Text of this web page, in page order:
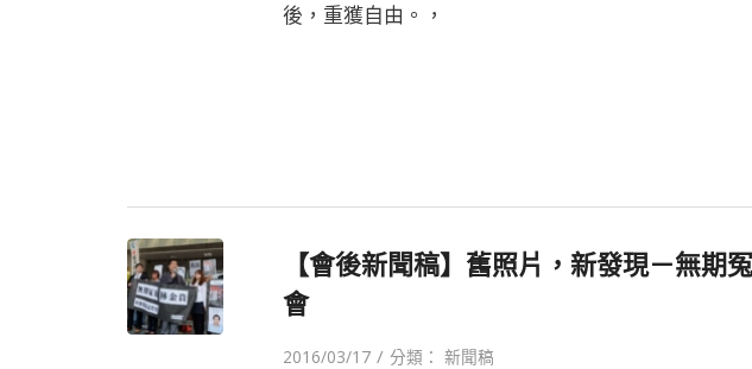
後，重獲自由。，
【會後新聞稿】舊照片，新發現－無期
會
2016/03/17 / 分類： 新聞稿